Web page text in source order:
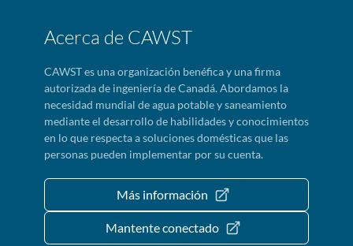
Acerca de CAWST
CAWST es una organización benéfica y una firma
autorizada de ingeniería de Canadá. Abordamos la
necesidad mundial de agua potable y saneamiento
mediante el desarrollo de habilidades y conocimientos
en lo que respecta a soluciones domésticas que las
personas pueden implementar por su cuenta.
Más información
Mantente conectado